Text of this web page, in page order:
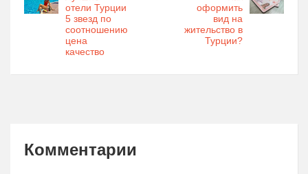
отели Турции
5 звезд по
соотношению
цена
качество
оформить
вид на
жительство в
Турции?
Комментарии